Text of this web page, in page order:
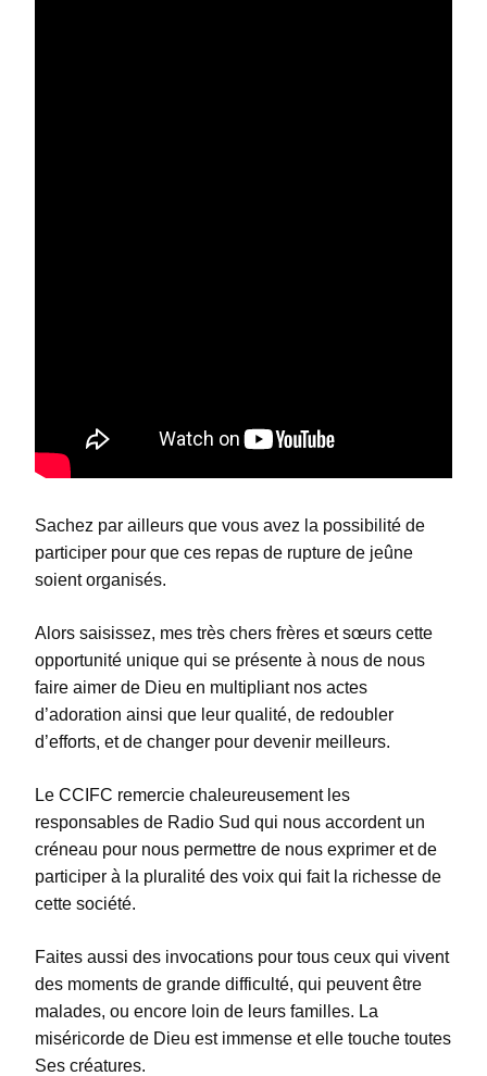
Sachez par ailleurs que vous avez la possibilité de
participer pour que ces repas de rupture de jeûne
soient organisés.
Alors saisissez, mes très chers frères et sœurs cette
opportunité unique qui se présente à nous de nous
faire aimer de Dieu en multipliant nos actes
d’adoration ainsi que leur qualité, de redoubler
d’efforts, et de changer pour devenir meilleurs.
Le CCIFC remercie chaleureusement les
responsables de Radio Sud qui nous accordent un
créneau pour nous permettre de nous exprimer et de
participer à la pluralité des voix qui fait la richesse de
cette société.
Faites aussi des invocations pour tous ceux qui vivent
des moments de grande difficulté, qui peuvent être
malades, ou encore loin de leurs familles. La
miséricorde de Dieu est immense et elle touche toutes
Ses créatures.